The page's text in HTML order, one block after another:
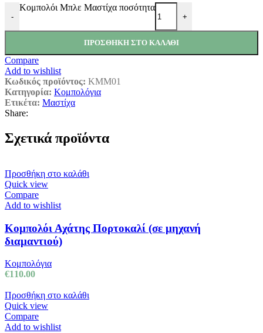
-
Κομπολόι Μπλε Μαστίχα ποσότητα
+
ΠΡΟΣΘΉΚΗ ΣΤΟ ΚΑΛΆΘΙ
Compare
Add to wishlist
Κωδικός προϊόντος: KMM01
Κατηγορία: Κομπολόγια
Ετικέτα: Μαστίχα
Share:
Σχετικά προϊόντα
Προσθήκη στο καλάθι
Quick view
Compare
Add to wishlist
Κομπολόι Αχάτης Πορτοκαλί (σε μηχανή
διαμαντιού)
Κομπολόγια
€110.00
Προσθήκη στο καλάθι
Quick view
Compare
Add to wishlist